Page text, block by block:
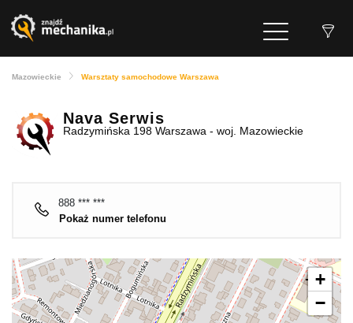
Mazowieckie Warsztaty samochodowe Warszawa
Nava Serwis
Radzymińska 198 Warszawa - woj. Mazowieckie
888 *** ***
Pokaż numer telefonu
+
−